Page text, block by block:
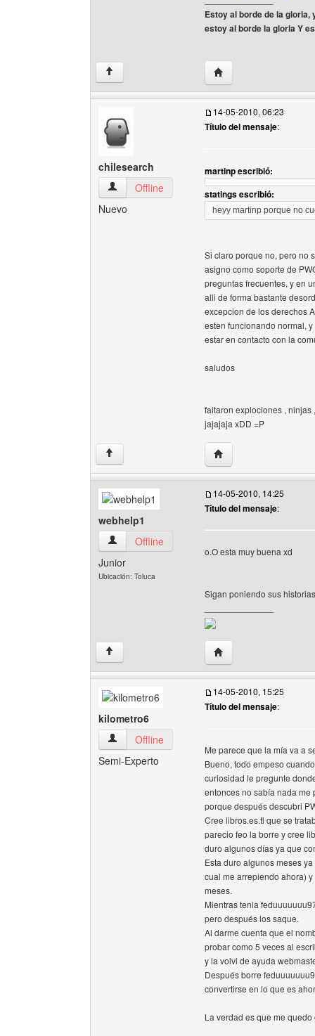
Estoy al borde de la
estoy al borde la gloria Y
↑ Visitar sitio web del
chilesearch
chilesearch Ver perfil del usuario
Offline
Nuevo
14-05-2010, 06:23
Título del mensaje:
martinp escribió:
statings escribió:
heyy martinp porque no
Si claro porque no, pero no
asigno como soporte de
preguntas frecuentes, y en
alli de forma bastante
excepcion de los derechos
esten funcionando normal,
estar en contacto con la
saludos
faltaron explociones ,
jajajaja xDD =P
↑ Visitar sitio web del
webhelp1
webhelp1 Ver perfil del usuario
Offline
Junior
Ubicación: Toluca
14-05-2010, 14:25
Título del mensaje:
o.O esta muy buena xd
Sigan poniendo sus historias
↑ Visitar sitio web del
kilometro6
kilometro6 Ver perfil del usuario
Offline
Semi-Experto
14-05-2010, 15:25
Título del mensaje:
Me parece que la mía va a
Bueno, todo empeso
curiosidad le pregunte
entonces no sabía nada me
porque después descubri
Cree libros.es.tl que se
parecio feo la borre y cree
duro algunos días ya que
Esta duro algunos meses
cual me arrepiendo ahora)
meses.
Mientras tenia
pero después los saque.
Al darme cuenta que el
probar como 5 veces al
y la volvi de ayuda
Después borre
convertirse en lo que es
La verdad es que me